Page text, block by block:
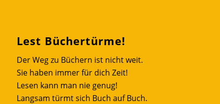
Lest Büchertürme!
Der Weg zu Büchern ist nicht weit.
Sie haben immer für dich Zeit!
Lesen kann man nie genug!
Langsam türmt sich Buch auf Buch.